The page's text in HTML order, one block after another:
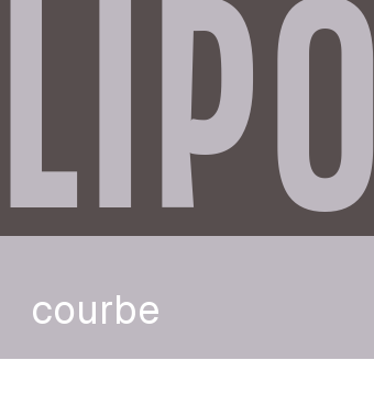
courbe